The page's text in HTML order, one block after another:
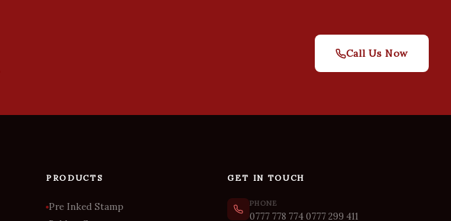
Call Us Now
PRODUCTS
Pre Inked Stamp
GET IN TOUCH
PHONE
0777 778 7740777 299 411